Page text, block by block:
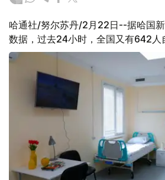
哈通社/努尔苏丹/2月22日--据哈国
数据，过去24小时，全国又有642人